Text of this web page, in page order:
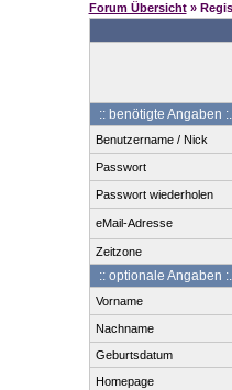
Forum Übersicht»
:: benötigte Angaben :.
Benutzername / Nick
Passwort
Passwort wiederholen
eMail-Adresse
Zeitzone
:: optionale Angaben :.
Vorname
Nachname
Geburtsdatum
Homepage